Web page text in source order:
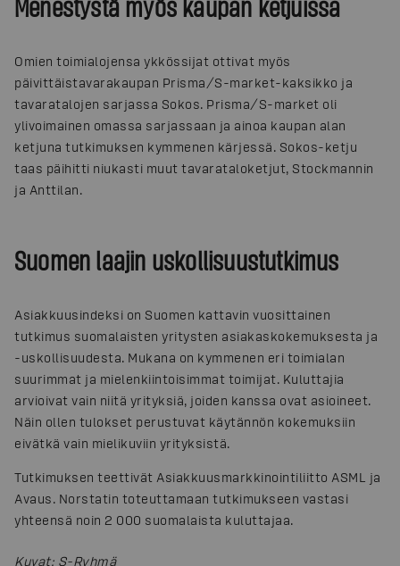
Omien toimialojensa ykkössijat ottivat myös
päivittäistavarakaupan Prisma/S-market-kaksikko ja
tavaratalojen sarjassa Sokos. Prisma/S-market oli
ylivoimainen omassa sarjassaan ja ainoa kaupan alan
ketjuna tutkimuksen kymmenen kärjessä. Sokos-ketju
taas päihitti niukasti muut tavarataloketjut, Stockmannin
ja Anttilan.
Suomen laajin uskollisuustutkimus
Asiakkuusindeksi on Suomen kattavin vuosittainen
tutkimus suomalaisten yritysten asiakaskokemuksesta ja
-uskollisuudesta. Mukana on kymmenen eri toimialan
suurimmat ja mielenkiintoisimmat toimijat. Kuluttajia
arvioivat vain niitä yrityksiä, joiden kanssa ovat asioineet.
Näin ollen tulokset perustuvat käytännön kokemuksiin
eivätkä vain mielikuviin yrityksistä.
Tutkimuksen teettivät Asiakkuusmarkkinointiliitto ASML ja
Avaus. Norstatin toteuttamaan tutkimukseen vastasi
yhteensä noin 2 000 suomalaista kuluttajaa.
Kuvat: S-Ryhmä